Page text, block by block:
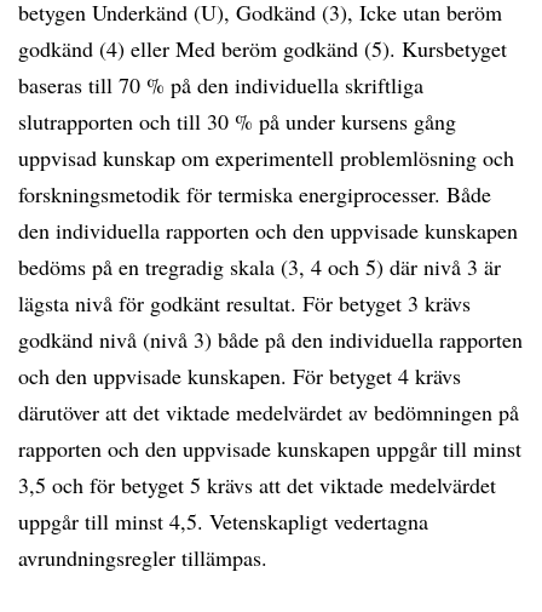
betygen Underkänd (U), Godkänd (3), Icke utan beröm
godkänd (4) eller Med beröm godkänd (5). Kursbetyget
baseras till 70 % på den individuella skriftliga
slutrapporten och till 30 % på under kursens gång
uppvisad kunskap om experimentell problemlösning och
forskningsmetodik för termiska energiprocesser. Både
den individuella rapporten och den uppvisade kunskapen
bedöms på en tregradig skala (3, 4 och 5) där nivå 3 är
lägsta nivå för godkänt resultat. För betyget 3 krävs
godkänd nivå (nivå 3) både på den individuella rapporten
och den uppvisade kunskapen. För betyget 4 krävs
därutöver att det viktade medelvärdet av bedömningen på
rapporten och den uppvisade kunskapen uppgår till minst
3,5 och för betyget 5 krävs att det viktade medelvärdet
uppgår till minst 4,5. Vetenskapligt vedertagna
avrundningsregler tillämpas.